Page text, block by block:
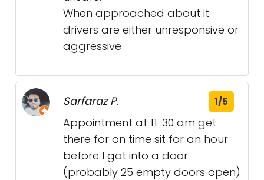
When approached about it
drivers are either unresponsive or
aggressive
Sarfaraz P. 1/5
Appointment at 11 :30 am get
there for on time sit for an hour
before I got into a door
(probably 25 empty doors open)